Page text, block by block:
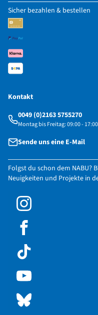
Sicher bezahlen & bestellen
Kontakt
0049 (0)2163 5755270
Montag bis Freitag: 09:00 - 17:00
Sende uns eine E-Mail
Folgst du schon dem NABU?
Neuigkeiten und Projekte in